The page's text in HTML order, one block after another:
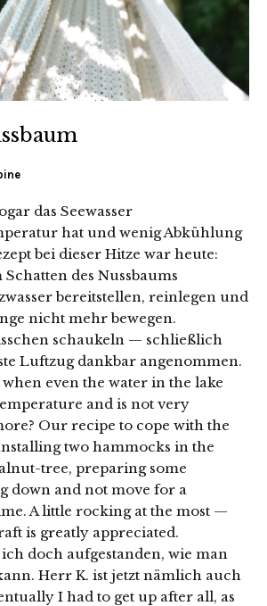
das Seewasser
hat und wenig Abkühlung
bei dieser Hitze war heute:
des Nussbaums
bereitstellen, reinlegen und
nicht mehr bewegen.
schaukeln — schließlich
Luftzug dankbar angenommen.
even the water in the lake
and is not very
Our recipe to cope with the
two hammocks in the
tree, preparing some
down and not move for a
A little rocking at the most —
is greatly appreciated.
doch aufgestanden, wie man
Herr K. ist jetzt nämlich auch
I had to get up after all, as